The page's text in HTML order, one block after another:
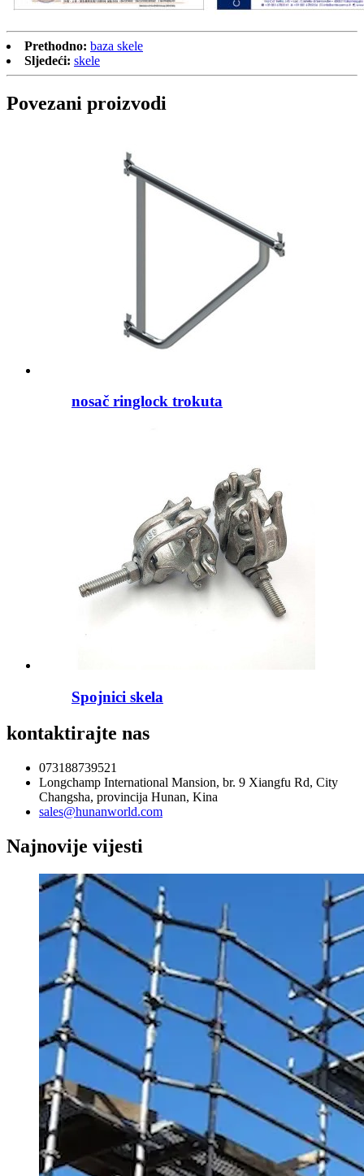
Prethodno: baza skele
Sljedeći: skele
Povezani proizvodi
nosač ringlock trokuta
Spojnici skela
kontaktirajte nas
073188739521
Longchamp International Mansion, br. 9 Xiangfu Rd, City
Changsha, provincija Hunan, Kina
sales@hunanworld.com
Najnovije vijesti